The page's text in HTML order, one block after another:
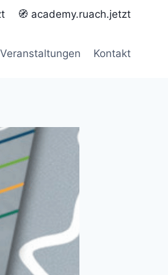
🧭 academy.ruach.jetzt
Veranstaltungen Kontakt